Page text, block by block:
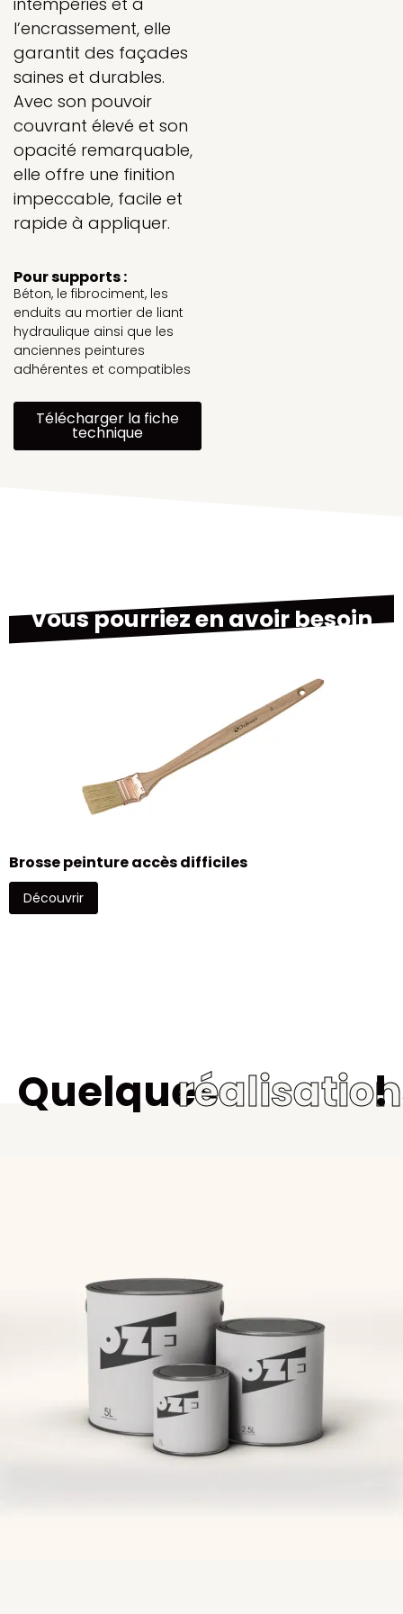
l’encrassement, elle
garantit des façades
saines et durables.
Avec son pouvoir
couvrant élevé et son
opacité remarquable,
elle offre une finition
impeccable, facile et
rapide à appliquer.
Pour supports :
Béton, le fibrociment, les
enduits au mortier de liant
hydraulique ainsi que les
anciennes peintures
adhérentes et compatibles
Télécharger la fiche
technique
Vous pourriez en avoir besoin
Brosse peinture accès difficiles
Découvrir
Quelques !